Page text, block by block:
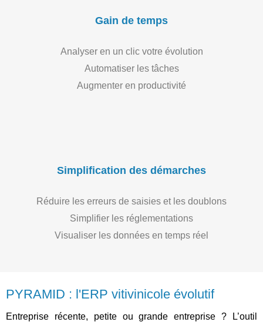
Gain de temps
Analyser en un clic votre évolution
Automatiser les tâches
Augmenter en productivité
Simplification des démarches
Réduire les erreurs de saisies et les doublons
Simplifier les réglementations
Visualiser les données en temps réel
PYRAMID : l'ERP vitivinicole évolutif
Entreprise récente, petite ou grande entreprise ? L’outil